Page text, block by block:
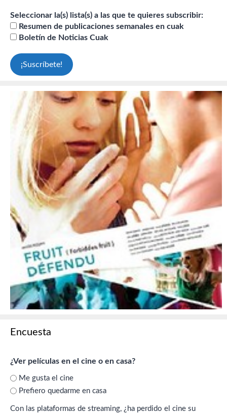
Seleccionar la(s) lista(s) a las que te quieres subscribir:
Resumen de publicaciones semanales en cuak
Boletín de Noticias Cuak
Encuesta
¿Ver películas en el cine o en casa?
Me gusta el cine
Prefiero quedarme en casa
Con las plataformas de streaming, ¿ha perdido el cine su